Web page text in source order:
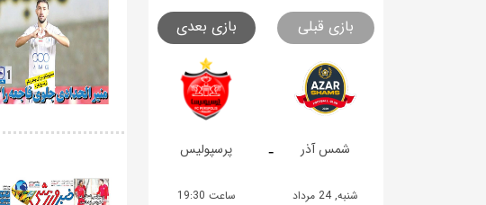
بازی قبلی بازی بعدی
- شمس آذر پرسپولیس
شنبه, 24 مرداد ساعت 19:30